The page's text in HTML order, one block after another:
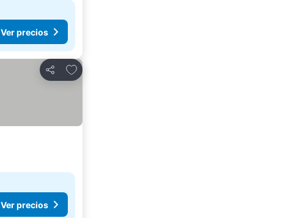
Ver precios
Compartir
Agregar a favoritos
Ver precios